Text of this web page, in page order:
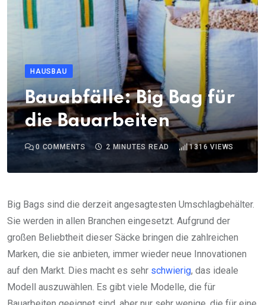
HAUSBAU
Bauabfälle: Big Bag für
die Bauarbeiten
0 COMMENTS 2 MINUTES READ 1316 VIEWS
Big Bags sind die derzeit angesagtesten Umschlagbehälter.
Sie werden in allen Branchen eingesetzt. Aufgrund der
großen Beliebtheit dieser Säcke bringen die zahlreichen
Marken, die sie anbieten, immer wieder neue Innovationen
auf den Markt. Dies macht es sehr schwierig, das ideale
Modell auszuwählen. Es gibt viele Modelle, die für